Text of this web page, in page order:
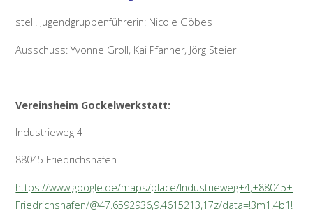
stell. Jugendgruppenführerin: Nicole Göbes
Ausschuss: Yvonne Groll, Kai Pfanner, Jörg Steier
Vereinsheim Gockelwerkstatt:
Industrieweg 4
88045 Friedrichshafen
https://www.google.de/maps/place/Industrieweg+4,+88045+
Friedrichshafen/@47.6592936,9.4615213,17z/data=!3m1!4b1!